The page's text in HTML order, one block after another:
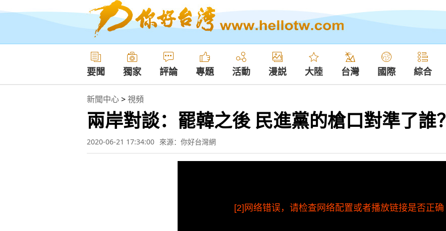
要聞 獨家 評論 專題 活動 漫説 大陸 台灣 國際 綜合
新聞中心>視頻
兩岸對談：罷韓之後 民進黨的槍口對準了誰？
2020-06-21 17:34:00 來源：你好台灣網
[2]网络错误，请检查网络配置或者播放链接是否正确